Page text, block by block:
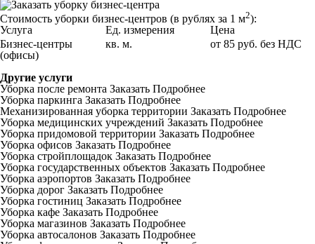
Стоимость уборки бизнес-центров (в рублях за 1 м2):
Услуга
Ед. измерения
Цена
Бизнес-центры
(офисы)
кв. м. от 85 руб. без НДС
Другие услуги
Уборка после ремонта Заказать Подробнее
Уборка паркинга Заказать Подробнее
Механизированная уборка территории Заказать Подробнее
Уборка медицинских учреждений Заказать Подробнее
Уборка придомовой территории Заказать Подробнее
Уборка офисов Заказать Подробнее
Уборка стройплощадок Заказать Подробнее
Уборка государственных объектов Заказать Подробнее
Уборка аэропортов Заказать Подробнее
Уборка дорог Заказать Подробнее
Уборка гостиниц Заказать Подробнее
Уборка кафе Заказать Подробнее
Уборка магазинов Заказать Подробнее
Уборка автосалонов Заказать Подробнее